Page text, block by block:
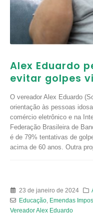
Alex Eduardo
evitar golpes
O vereador Alex Eduardo
orientação às pessoas
comércio eletrônico e na
Federação Brasileira de
é de 79% tentativas de
acima de 60 anos. Outra
23 de janeiro de 2024
Educação, Emendas
Vereador Alex Eduardo